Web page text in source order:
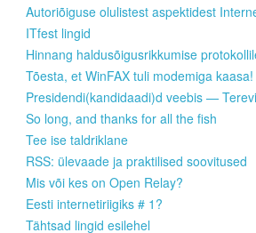
Autoriõiguse olulistest aspektidest
ITfest lingid
Hinnang haldusõigusrikkumise
Tõesta, et WinFAX tuli modemiga kaasa!
Presidendi(kandidaadi)d veebis —
So long, and thanks for all the fish
Tee ise taldriklane
RSS: ülevaade ja praktilised soovitused
Mis või kes on Open Relay?
Eesti internetiriigiks # 1?
Tähtsad lingid esilehel